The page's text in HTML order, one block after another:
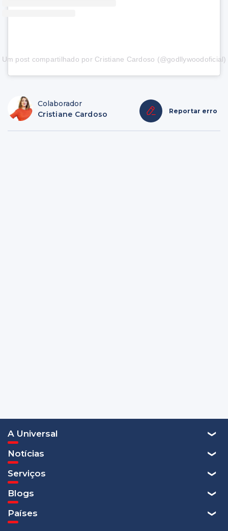
Um post compartilhado por Cristiane Cardoso (@godllywoodoficial)
Colaborador
Cristiane Cardoso
Reportar erro
A Universal
Notícias
Serviços
Blogs
Países